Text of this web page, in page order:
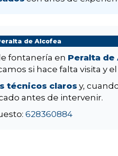
de Alcofea
fontanería en Peralta de
si hace falta visita y
técnicos claros y,
antes de intervenir.
628360884